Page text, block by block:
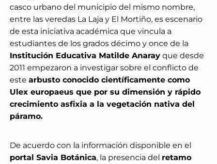
casco urbano del municipio del mismo nombre,
entre las veredas La Laja y El Mortiño, es escenario
de esta iniciativa académica que vincula a
estudiantes de los grados décimo y once de la
Institución Educativa Matilde Anaray que desde
2011 empezaron a investigar sobre el conflicto de
este arbusto conocido científicamente como
Ulex europaeus que por su dimensión y rápido
crecimiento asfixia a la vegetación nativa del
páramo.
De acuerdo con la información disponible en el
portal Savia Botánica, la presencia del retamo